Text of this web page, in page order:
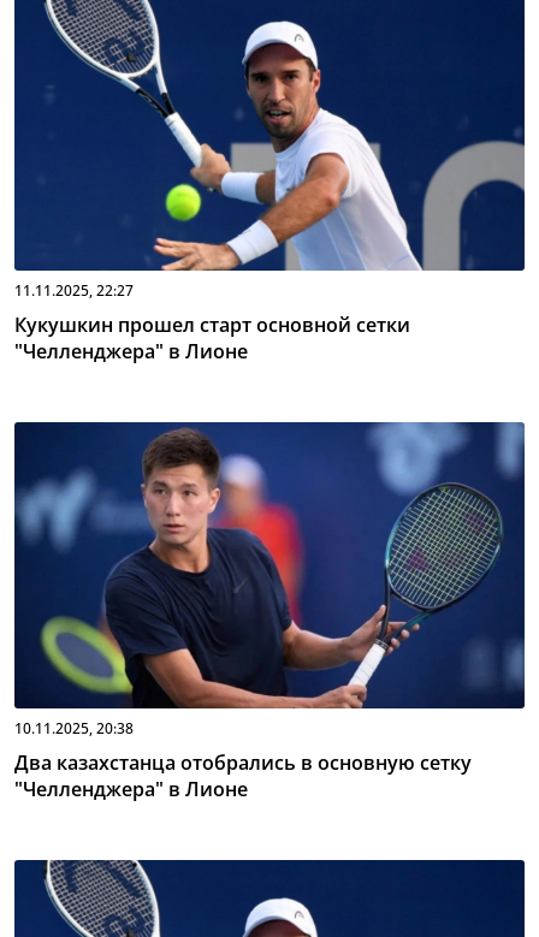
11.11.2025, 22:27
Кукушкин прошел старт основной сетки
"Челленджера" в Лионе
10.11.2025, 20:38
Два казахстанца отобрались в основную сетку
"Челленджера" в Лионе